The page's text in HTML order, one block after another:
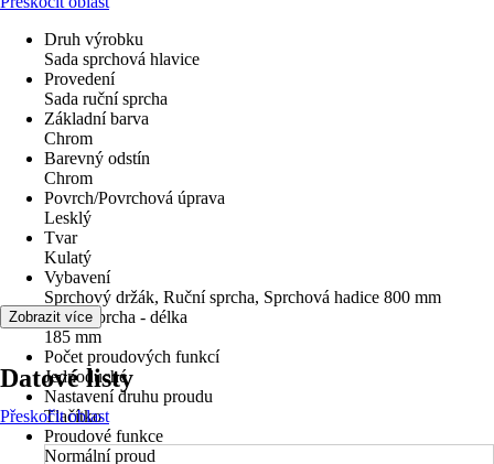
Druh výrobku
Sada sprchová hlavice
Provedení
Sada ruční sprcha
Základní barva
Chrom
Barevný odstín
Chrom
Povrch/Povrchová úprava
Lesklý
Tvar
Kulatý
Vybavení
Sprchový držák, Ruční sprcha, Sprchová hadice 800 mm
Ruční sprcha - délka
185 mm
Počet proudových funkcí
Jednoduché
Nastavení druhu proudu
Tlačítko
Proudové funkce
Normální proud
Zobrazit více
Datové listy
Přeskočit oblast